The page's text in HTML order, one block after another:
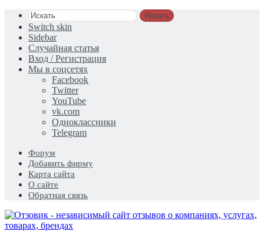
Искать
Switch skin
Sidebar
Случайная статья
Вход / Регистрация
Мы в соцсетях
Facebook
Twitter
YouTube
vk.com
Одноклассники
Telegram
Форум
Добавить фирму
Карта сайта
О сайте
Обратная связь